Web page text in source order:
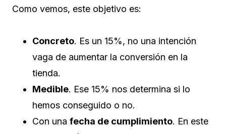
Como vemos, este objetivo es:
Concreto. Es un 15%, no una intención
vaga de aumentar la conversión en la
tienda.
Medible. Ese 15% nos determina si lo
hemos conseguido o no.
Con una fecha de cumplimiento. En este